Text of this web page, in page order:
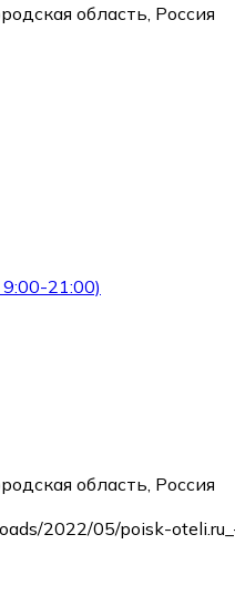
область, Россия
21:00)
область, Россия